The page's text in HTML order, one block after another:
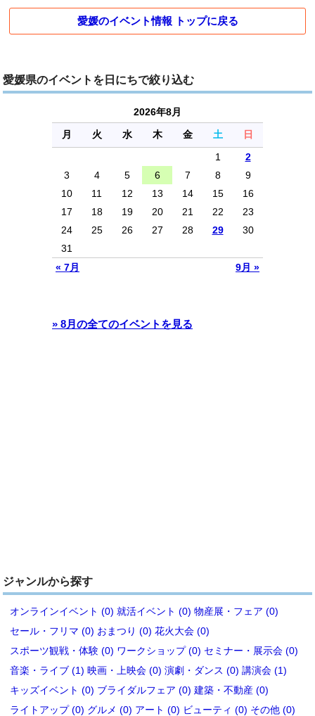
愛媛のイベント情報 トップに戻る
愛媛県のイベントを日にちで絞り込む
2026年8月
月
火 水 木 金 土 日
« 7月 9月 »
1
2
3
4 5 6 7 8
9
10
11 12 13 14 15
16
17
18 19 20 21 22
23
24
25 26 27 28 29
30
31
» 8月の全てのイベントを見る
ジャンルから探す
オンラインイベント (0) 就活イベント (0) 物産展・フェア (0)
セール・フリマ (0) おまつり (0) 花火大会 (0)
スポーツ観戦・体験 (0) ワークショップ (0) セミナー・展示会 (0)
音楽・ライブ (1) 映画・上映会 (0) 演劇・ダンス (0) 講演会 (1)
キッズイベント (0) ブライダルフェア (0) 建築・不動産 (0)
ライトアップ (0) グルメ (0) アート (0) ビューティ (0) その他 (0)